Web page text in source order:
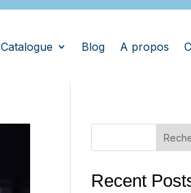
Catalogue Blog A propos
Recent